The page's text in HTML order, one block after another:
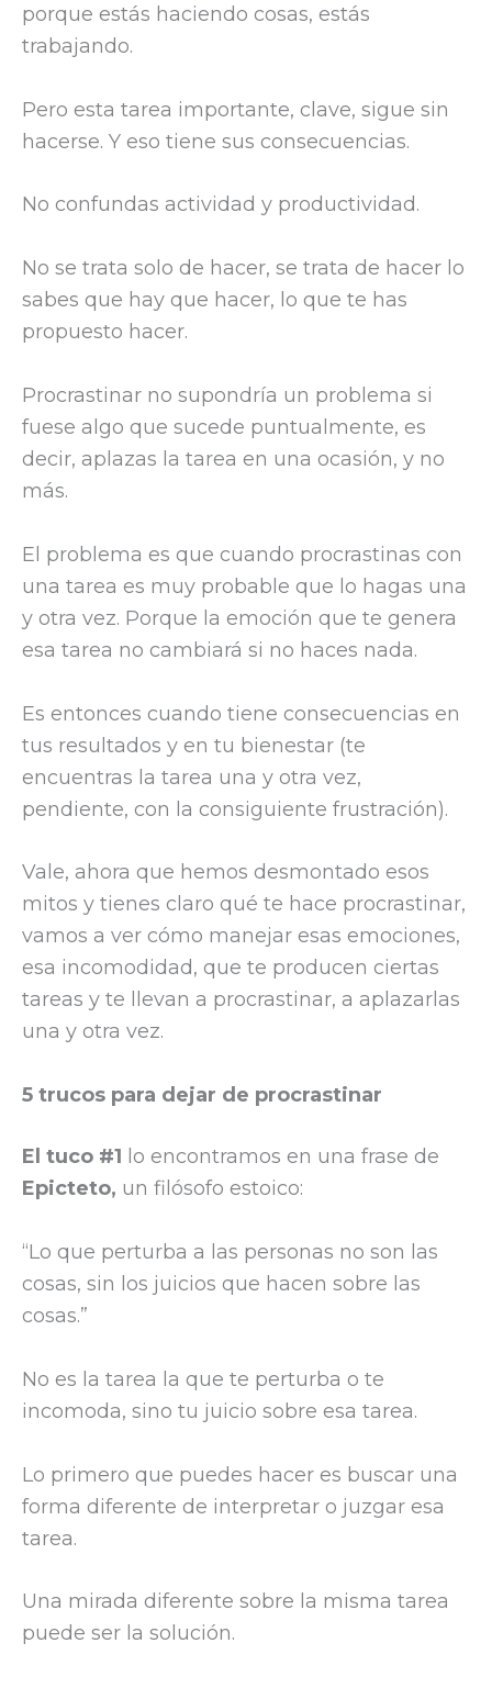
porque estás haciendo cosas, estás
trabajando.
Pero esta tarea importante, clave, sigue sin
hacerse. Y eso tiene sus consecuencias.
No confundas actividad y productividad.
No se trata solo de hacer, se trata de hacer lo
sabes que hay que hacer, lo que te has
propuesto hacer.
Procrastinar no supondría un problema si
fuese algo que sucede puntualmente, es
decir, aplazas la tarea en una ocasión, y no
más.
El problema es que cuando procrastinas con
una tarea es muy probable que lo hagas una
y otra vez. Porque la emoción que te genera
esa tarea no cambiará si no haces nada.
Es entonces cuando tiene consecuencias en
tus resultados y en tu bienestar (te
encuentras la tarea una y otra vez,
pendiente, con la consiguiente frustración).
Vale, ahora que hemos desmontado esos
mitos y tienes claro qué te hace procrastinar,
vamos a ver cómo manejar esas emociones,
esa incomodidad, que te producen ciertas
tareas y te llevan a procrastinar, a aplazarlas
una y otra vez.
5 trucos para dejar de procrastinar
El tuco #1 lo encontramos en una frase de
Epicteto, un filósofo estoico:
“Lo que perturba a las personas no son las
cosas, sin los juicios que hacen sobre las
cosas.”
No es la tarea la que te perturba o te
incomoda, sino tu juicio sobre esa tarea.
Lo primero que puedes hacer es buscar una
forma diferente de interpretar o juzgar esa
tarea.
Una mirada diferente sobre la misma tarea
puede ser la solución.